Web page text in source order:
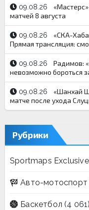
09.08.26
матчей 8 августа
09.08.26
«СКА-
Прямая трансляция:
09.08.26
Радимов:
невозможно бороться
09.08.26
«Шанхай
матче после ухода
Рубрики
Sportmaps Exclusive
Авто-мотоспорт
Баскетбол (4 061)